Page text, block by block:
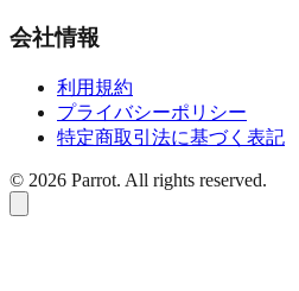
会社情報
利用規約
プライバシーポリシー
特定商取引法に基づく表記
© 2026 Parrot. All rights reserved.